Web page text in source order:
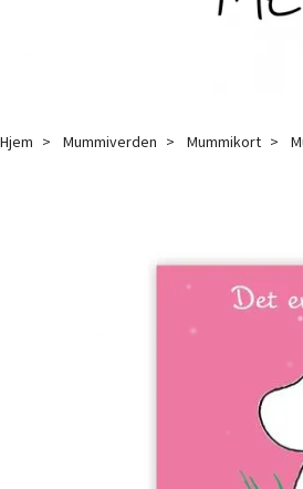
Hjem Mummiverden Mummikort